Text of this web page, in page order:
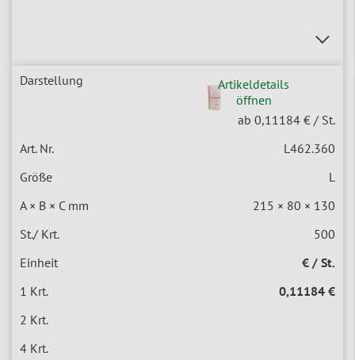
Artikeldetails
öffnen
ab 0,11184 € / St.
L462.360
L
215 × 80 × 130
500
€ / St.
0,11184 €